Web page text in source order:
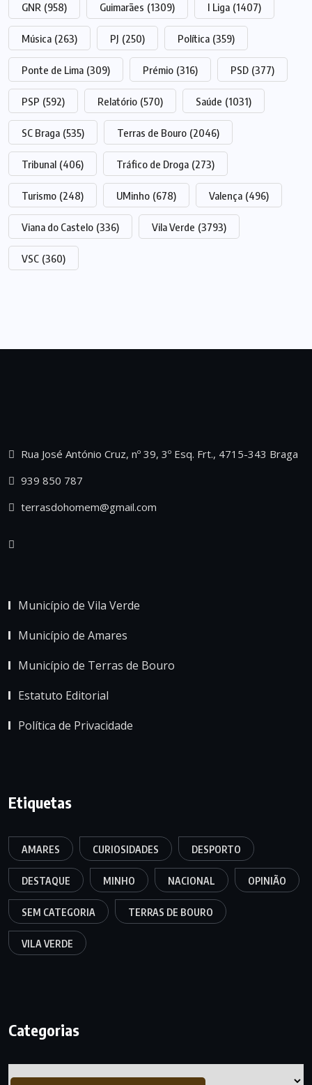
GNR (958) Guimarães (1309) I Liga (1407)
Música (263) PJ (250) Política (359)
Ponte de Lima (309) Prémio (316) PSD (377)
PSP (592) Relatório (570) Saúde (1031)
SC Braga (535) Terras de Bouro (2046)
Tribunal (406) Tráfico de Droga (273)
Turismo (248) UMinho (678) Valença (496)
Viana do Castelo (336) Vila Verde (3793)
VSC (360)
Rua José António Cruz, nº 39, 3º Esq. Frt., 4715-343 Braga
939 850 787
terrasdohomem@gmail.com
Município de Vila Verde
Município de Amares
Município de Terras de Bouro
Estatuto Editorial
Política de Privacidade
Etiquetas
AMARES CURIOSIDADES DESPORTO
DESTAQUE MINHO NACIONAL OPINIÃO
SEM CATEGORIA TERRAS DE BOURO
VILA VERDE
Categorias